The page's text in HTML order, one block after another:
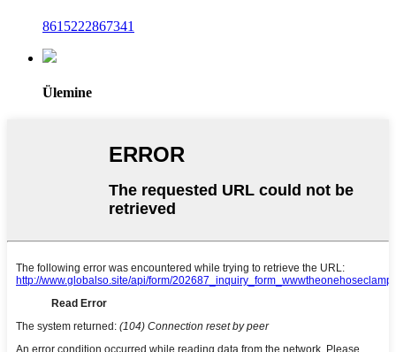
8615222867341
Ülemine